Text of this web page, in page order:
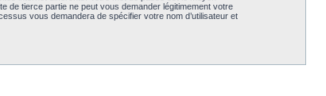
de tierce partie ne peut vous demander légitimement votre
vous demandera de spécifier votre nom d’utilisateur et